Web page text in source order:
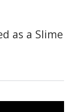
as a Slime